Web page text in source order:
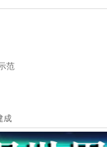
范
成